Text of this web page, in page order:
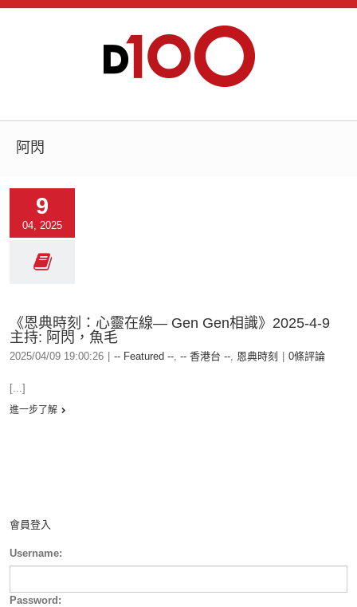
阿閃
9
04, 2025
《恩典時刻：心靈在線— Gen Gen相識》2025-4-9
主持: 阿閃，魚毛
2025/04/09 19:00:26 -- Featured --, -- 香港台 --, 恩典時刻 0條評論
[...]
進一步了解
會員登入
Username:
Password: